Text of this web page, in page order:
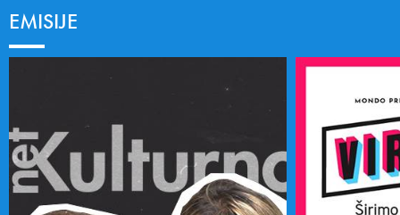
EMISIJE